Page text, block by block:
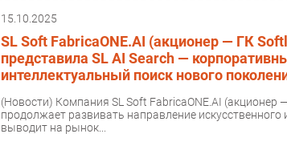
15.10.2025
SL Soft FabricaONE.AI (акционер — ГК
представила SL AI Search —
интеллектуальный поиск нового
(Новости) Компания SL Soft FabricaONE.AI (акционер
продолжает развивать направление искусственного
выводит на рынок...